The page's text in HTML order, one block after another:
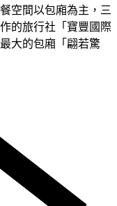
空間以包廂為主，三
的旅行社「寶豐國際
大的包廂「翩若驚